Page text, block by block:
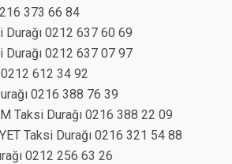
373 66 84
Durağı 0212 637 60 69
Durağı 0212 637 07 97
0212 612 34 92
0216 388 76 39
Taksi Durağı 0216 388 22 09
Taksi Durağı 0216 321 54 88
0212 256 63 26